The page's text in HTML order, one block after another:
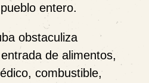
entero.
obstaculiza
de alimentos,
combustible,